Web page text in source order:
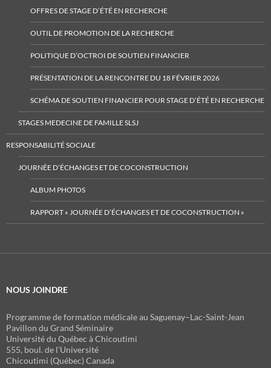
OFFRES DE STAGE D’ÉTÉ EN RECHERCHE
OUTIL DE PROMOTION DE LA RECHERCHE
POLITIQUE D’OCTROI DE SOUTIEN FINANCIER
PRÉSENTATION DE LA RENCONTRE DU 18 FÉVRIER 2026
SCHÉMA DE SOUTIEN FINANCIER POUR STAGE D’ÉTÉ EN RECHERCHE
STAGES MEDECINE DE FAMILLE SLSJ
RESPONSABILITÉ SOCIALE
JOURNÉE D’ÉCHANGES ET DE COCONSTRUCTION
ALBUM PHOTOS
RAPPORT « JOURNÉE D’ÉCHANGES ET DE COCONSTRUCTION »
NOUS JOINDRE
Programme de formation médicale au Saguenay–Lac-Saint-Jean
Pavillon du Grand Séminaire
Université du Québec à Chicoutimi
555, boul. de l’Université
Chicoutimi (Québec) Canada